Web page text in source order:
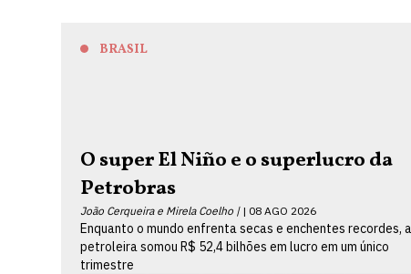
BRASIL
O super El Niño e o superlucro da
Petrobras
João Cerqueira e Mirela Coelho | 08 AGO 2026
Enquanto o mundo enfrenta secas e enchentes recordes, a
petroleira somou R$ 52,4 bilhões em lucro em um único
trimestre